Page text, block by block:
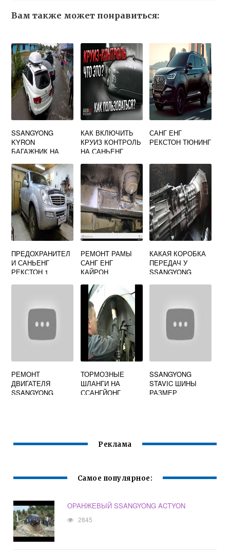
Вам также может понравиться:
SSANGYONG
KYRON
БАГАЖНИК НА
КАК ВКЛЮЧИТЬ
КРУИЗ КОНТРОЛЬ
НА САНЬЕНГ
САНГ ЕНГ
РЕКСТОН ТЮНИНГ
ПРЕДОХРАНИТЕЛ
И САНЬЕНГ
РЕКСТОН 1
РЕМОНТ РАМЫ
САНГ ЕНГ
КАЙРОН
КАКАЯ КОРОБКА
ПЕРЕДАЧ У
SSANGYONG
РЕМОНТ
ДВИГАТЕЛЯ
SSANGYONG
ТОРМОЗНЫЕ
ШЛАНГИ НА
ССАНГЙОНГ
SSANGYONG
STAVIC ШИНЫ
РАЗМЕР
Реклама
Самое популярное:
ОРАНЖЕВЫЙ SSANGYONG ACTYON
2845